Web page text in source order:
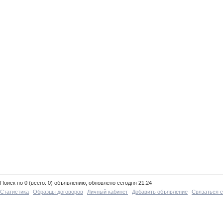
Поиск по 0 (всего: 0) объявлению, обновлено сегодня 21:24
Статистика
Образцы договоров Личный кабинет Добавить объявление Связаться